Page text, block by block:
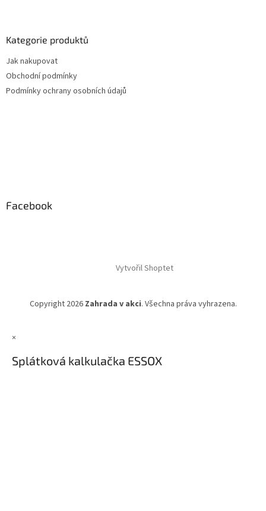
Kategorie produktů
Jak nakupovat
Obchodní podmínky
Podmínky ochrany osobních údajů
Facebook
Vytvořil Shoptet
Copyright 2026 Zahrada v akci. Všechna práva vyhrazena.
×
Splátková kalkulačka ESSOX